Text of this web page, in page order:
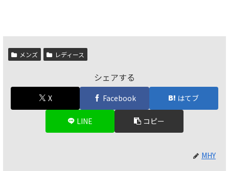
メンズ レディース
シェアする
X Facebook はてブ
LINE コピー
MHY